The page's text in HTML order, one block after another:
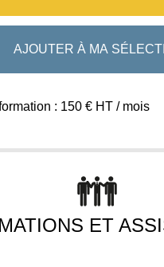
AJOUTER À MA
: 150 € HT / mois
ET